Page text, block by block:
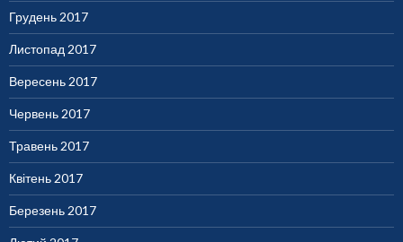
Грудень 2017
Листопад 2017
Вересень 2017
Червень 2017
Травень 2017
Квітень 2017
Березень 2017